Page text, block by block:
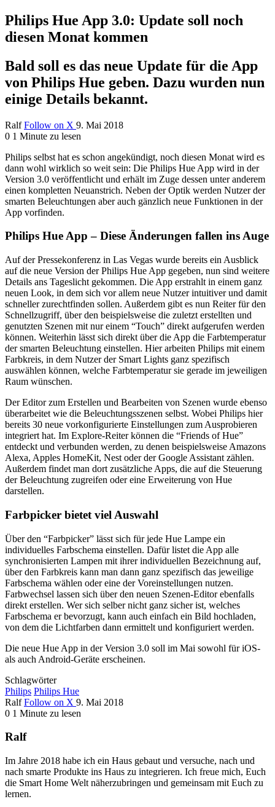
Philips Hue App 3.0: Update soll noch
diesen Monat kommen
Bald soll es das neue Update für die App
von Philips Hue geben. Dazu wurden nun
einige Details bekannt.
Ralf Follow on X 9. Mai 2018
0 1 Minute zu lesen
Philips selbst hat es schon angekündigt, noch diesen Monat wird es
dann wohl wirklich so weit sein: Die Philips Hue App wird in der
Version 3.0 veröffentlicht und erhält im Zuge dessen unter anderem
einen kompletten Neuanstrich. Neben der Optik werden Nutzer der
smarten Beleuchtungen aber auch gänzlich neue Funktionen in der
App vorfinden.
Philips Hue App – Diese Änderungen fallen ins Auge
Auf der Pressekonferenz in Las Vegas wurde bereits ein Ausblick
auf die neue Version der Philips Hue App gegeben, nun sind weitere
Details ans Tageslicht gekommen. Die App erstrahlt in einem ganz
neuen Look, in dem sich vor allem neue Nutzer intuitiver und damit
schneller zurechtfinden sollen. Außerdem gibt es nun Reiter für den
Schnellzugriff, über den beispielsweise die zuletzt erstellten und
genutzten Szenen mit nur einem “Touch” direkt aufgerufen werden
können. Weiterhin lässt sich direkt über die App die Farbtemperatur
der smarten Beleuchtung einstellen. Hier arbeiten Philips mit einem
Farbkreis, in dem Nutzer der Smart Lights ganz spezifisch
auswählen können, welche Farbtemperatur sie gerade im jeweiligen
Raum wünschen.
Der Editor zum Erstellen und Bearbeiten von Szenen wurde ebenso
überarbeitet wie die Beleuchtungsszenen selbst. Wobei Philips hier
bereits 30 neue vorkonfigurierte Einstellungen zum Ausprobieren
integriert hat. Im Explore-Reiter können die “Friends of Hue”
entdeckt und verbunden werden, zu denen beispielsweise Amazons
Alexa, Apples HomeKit, Nest oder der Google Assistant zählen.
Außerdem findet man dort zusätzliche Apps, die auf die Steuerung
der Beleuchtung zugreifen oder eine Erweiterung von Hue
darstellen.
Farbpicker bietet viel Auswahl
Über den “Farbpicker” lässt sich für jede Hue Lampe ein
individuelles Farbschema einstellen. Dafür listet die App alle
synchronisierten Lampen mit ihrer individuellen Bezeichnung auf,
über den Farbkreis kann man dann ganz spezifisch das jeweilige
Farbschema wählen oder eine der Voreinstellungen nutzen.
Farbwechsel lassen sich über den neuen Szenen-Editor ebenfalls
direkt erstellen. Wer sich selber nicht ganz sicher ist, welches
Farbschema er bevorzugt, kann auch einfach ein Bild hochladen,
von dem die Lichtfarben dann ermittelt und konfiguriert werden.
Die neue Hue App in der Version 3.0 soll im Mai sowohl für iOS-
als auch Android-Geräte erscheinen.
Schlagwörter
Philips Philips Hue
Ralf Follow on X 9. Mai 2018
0 1 Minute zu lesen
Ralf
Im Jahre 2018 habe ich ein Haus gebaut und versuche, nach und
nach smarte Produkte ins Haus zu integrieren. Ich freue mich, Euch
die Smart Home Welt näherzubringen und gemeinsam mit Euch zu
lernen.